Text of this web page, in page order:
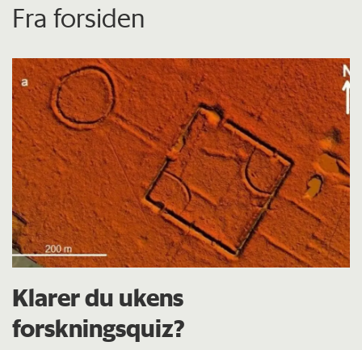
Fra forsiden
Klarer du ukens
forskningsquiz?